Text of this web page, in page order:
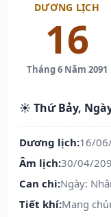
DƯƠNG LỊCH
16
Tháng 6 Năm 2091
☀️ Thứ Bảy,
Dương lịch:16/
Âm lịch:30/04/
Can chi:Ngày:
Tiết khí:Mang